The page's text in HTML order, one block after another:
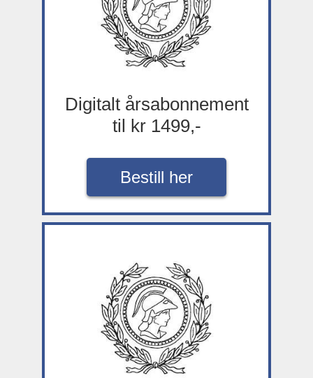
Digitalt årsabonnement
til kr 1499,-
Bestill her